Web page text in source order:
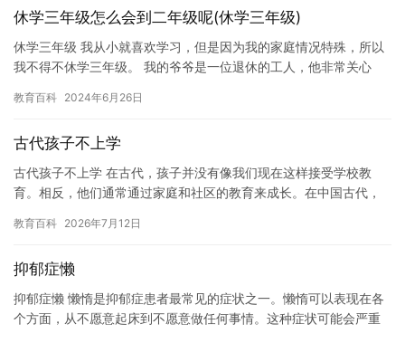
休学三年级怎么会到二年级呢(休学三年级)
休学三年级 我从小就喜欢学习，但是因为我的家庭情况特殊，所以
我不得不休学三年级。 我的爷爷是一位退休的工人，他非常关心
年迈…
教育百科 2024年6月26日
古代孩子不上学
古代孩子不上学 在古代，孩子并没有像我们现在这样接受学校教
育。相反，他们通常通过家庭和社区的教育来成长。在中国古代，
是一些…
教育百科 2026年7月12日
抑郁症懒
抑郁症懒 懒惰是抑郁症患者最常见的症状之一。懒惰可以表现在各
个方面，从不愿意起床到不愿意做任何事情。这种症状可能会严重